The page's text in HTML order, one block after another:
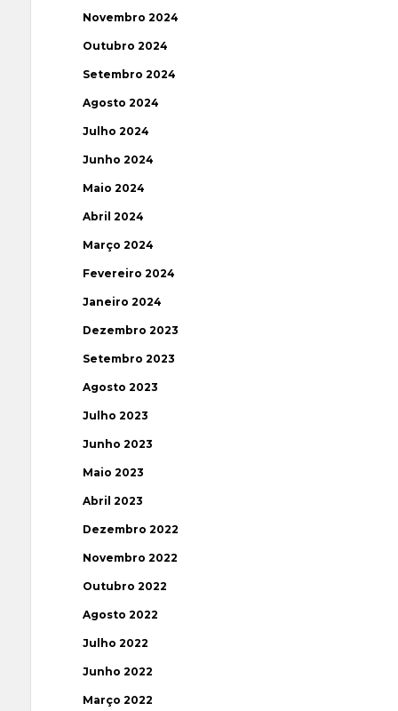
Novembro 2024
Outubro 2024
Setembro 2024
Agosto 2024
Julho 2024
Junho 2024
Maio 2024
Abril 2024
Março 2024
Fevereiro 2024
Janeiro 2024
Dezembro 2023
Setembro 2023
Agosto 2023
Julho 2023
Junho 2023
Maio 2023
Abril 2023
Dezembro 2022
Novembro 2022
Outubro 2022
Agosto 2022
Julho 2022
Junho 2022
Março 2022